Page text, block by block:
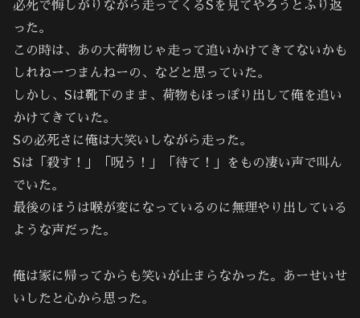
必死で悔しがりながら走ってくるSを見てやろうとふり返
った。
この時は、あの大荷物じゃ走って追いかけてきてないかも
しれねーつまんねーの、などと思っていた。
しかし、Sは靴下のまま、荷物もほっぽり出して俺を追い
かけてきていた。
Sの必死さに俺は大笑いしながら走った。
Sは「殺す！」「呪う！」「待て！」をもの凄い声で叫ん
でいた。
最後のほうは喉が変になっているのに無理やり出している
ような声だった。
俺は家に帰ってからも笑いが止まらなかった。あーせいせ
いしたと心から思った。